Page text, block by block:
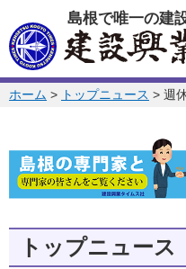
このページの本文へ
島根で唯一の建
このページの位置:
ホーム > トップニュース > 週
トップニュース